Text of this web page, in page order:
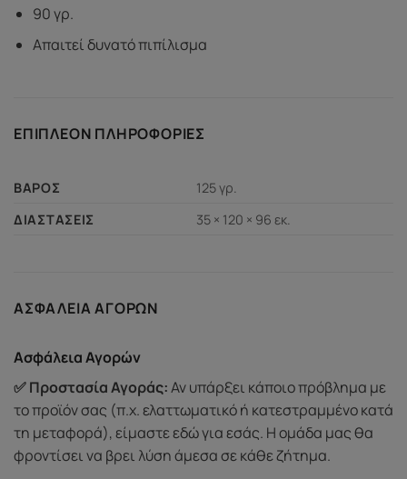
90 γρ.
Απαιτεί δυνατό πιπίλισμα
ΕΠΙΠΛΈΟΝ ΠΛΗΡΟΦΟΡΊΕΣ
ΒΆΡΟΣ
125 γρ.
ΔΙΑΣΤΆΣΕΙΣ
35 × 120 × 96 εκ.
ΑΣΦΆΛΕΙΑ ΑΓΟΡΏΝ
Ασφάλεια Αγορών
✅ Προστασία Αγοράς:Αν υπάρξει κάποιο πρόβλημα με
το προϊόν σας (π.χ. ελαττωματικό ή κατεστραμμένο κατά
τη μεταφορά), είμαστε εδώ για εσάς. Η ομάδα μας θα
φροντίσει να βρει λύση άμεσα σε κάθε ζήτημα.